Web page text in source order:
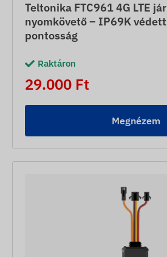
Teltonika FTC961 4G LTE
nyomkövető – IP69K
pontosság
Raktáron
29.000 Ft
Megnézem